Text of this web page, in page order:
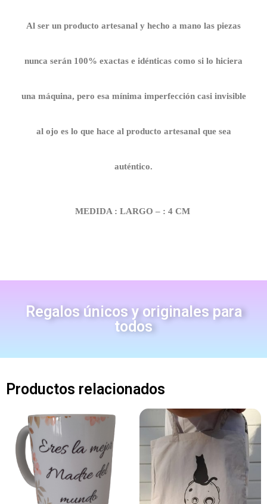
Al ser un producto artesanal y hecho a mano las piezas
nunca serán 100% exactas e idénticas como si lo hiciera
una máquina, pero esa mínima imperfección casi invisible
al ojo es lo que hace al producto artesanal que sea
auténtico.
MEDIDA : LARGO – : 4 CM
Regalos únicos y originales para
todos
Productos relacionados